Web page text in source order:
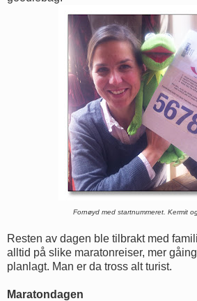
Fornøyd med startnummeret. Kermit
Resten av dagen ble tilbrakt med
alltid på slike maratonreiser, mer
planlagt. Man er da tross alt turist.
Maratondagen